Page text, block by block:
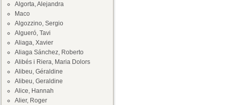
Algorta, Alejandra
Maco
Algozzino, Sergio
Algueró, Tavi
Aliaga, Xavier
Aliaga Sánchez, Roberto
Alibés i Riera, Maria Dolors
Alibeu, Géraldine
Alibeu, Geraldine
Alice, Hannah
Alier, Roger